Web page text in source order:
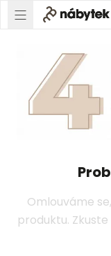
Omlouváme
produktu.